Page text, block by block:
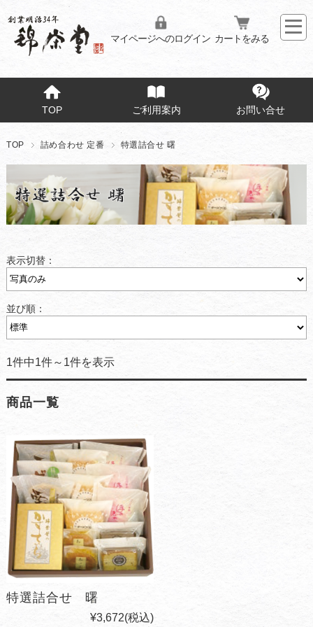
マイページへのログイン カートをみる
TOP ご利用案内 お問い合せ
TOP 詰め合わせ 定番 特選詰合せ 曙
表示切替：
並び順：
1件中1件～1件を表示
商品一覧
特選詰合せ 曙
¥3,672(税込)